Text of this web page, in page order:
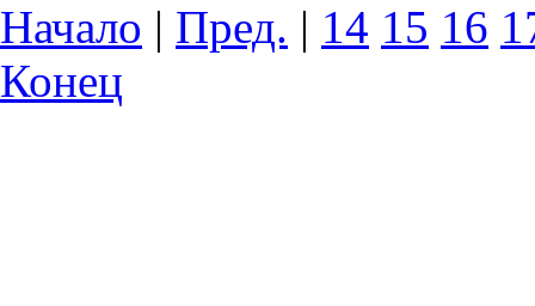
Начало | Пред. | 14 15 16
Конец